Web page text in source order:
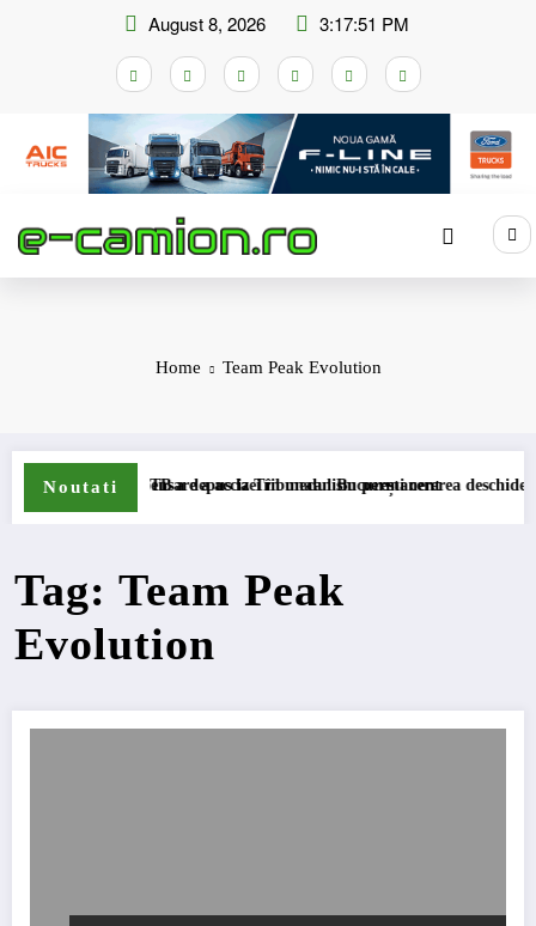
August 8, 2026 3:17:51 PM
Home Team Peak Evolution
Noutati
de compensare a accizei în mecanism permanent
STB a depus la Tribunalul București cererea deschiderii
Tag: Team Peak
Evolution